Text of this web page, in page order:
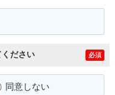
ださい 必須
同意しない